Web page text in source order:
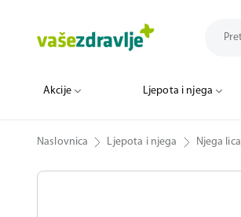
Akcije Ljepota i njega
Naslovnica Ljepota i njega Njega lica